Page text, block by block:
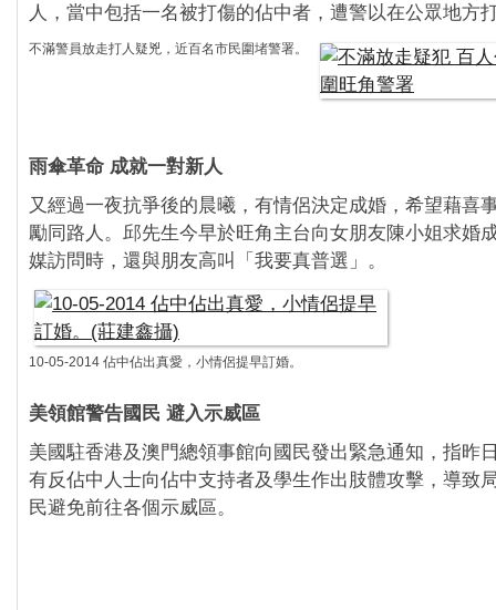
人，當中包括一名被打傷的佔中者，遭警以在公眾地方
不滿警員放走打人疑兇，近百名市民圍堵警署。
雨傘革命 成就一對新人
又經過一夜抗爭後的晨曦，有情侶決定成婚，希望藉喜
勵同路人。邱先生今早於旺角主台向女朋友陳小姐求婚
媒訪問時，還與朋友高叫「我要真普選」。
10-05-2014 佔中佔出真愛，小情侶提早訂婚。
美領館警告國民 避入示威區
美國駐香港及澳門總領事館向國民發出緊急通知，指昨
有反佔中人士向佔中支持者及學生作出肢體攻擊，導致
民避免前往各個示威區。